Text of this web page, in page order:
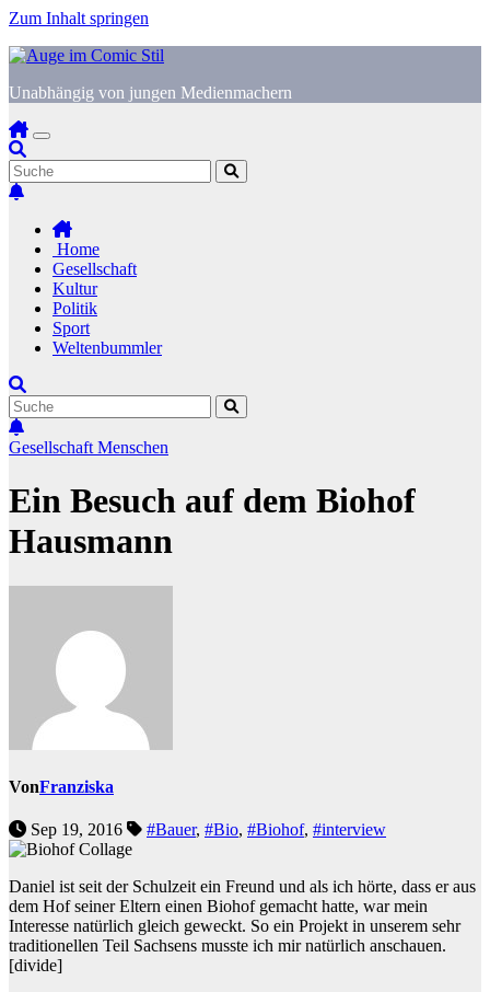
Zum Inhalt springen
Unabhängig von jungen Medienmachern
Home
Gesellschaft
Kultur
Politik
Sport
Weltenbummler
Gesellschaft Menschen
Ein Besuch auf dem Biohof
Hausmann
VonFranziska
Sep 19, 2016 #Bauer, #Bio, #Biohof, #interview
Daniel ist seit der Schulzeit ein Freund und als ich hörte, dass er aus
dem Hof seiner Eltern einen Biohof gemacht hatte, war mein
Interesse natürlich gleich geweckt. So ein Projekt in unserem sehr
traditionellen Teil Sachsens musste ich mir natürlich anschauen.
[divide]